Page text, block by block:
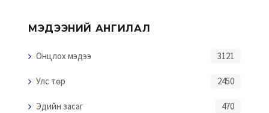
МЭДЭЭНИЙ АНГИЛАЛ
Онцлох мэдээ 3121
Улс төр 2450
Эдийн засаг 470